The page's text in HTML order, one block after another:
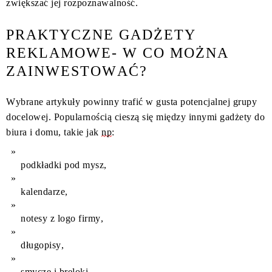
zwiększać jej rozpoznawalność.
PRAKTYCZNE GADŻETY
REKLAMOWE- W CO MOŻNA
ZAINWESTOWAĆ?
Wybrane artykuły powinny trafić w gusta potencjalnej grupy
docelowej. Popularnością cieszą się między innymi gadżety do
biura i domu, takie jak np:
podkładki pod mysz,
kalendarze,
notesy z logo firmy,
długopisy,